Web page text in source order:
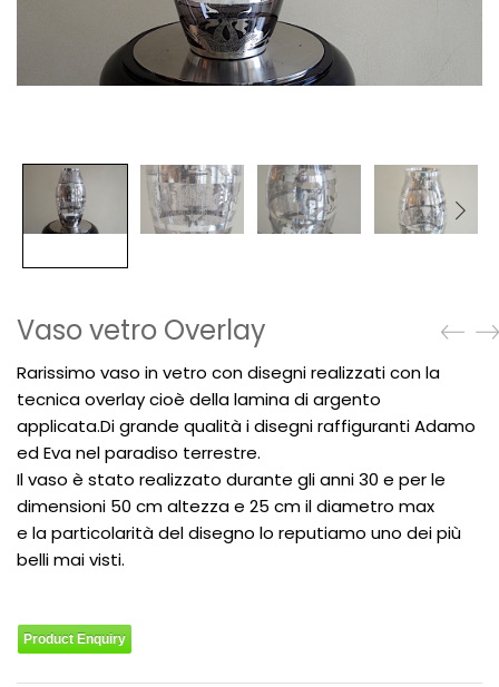
Vaso vetro Overlay
Rarissimo vaso in vetro con disegni realizzati con la
tecnica overlay cioè della lamina di argento
applicata.Di grande qualità i disegni raffiguranti Adamo
ed Eva nel paradiso terrestre.
Il vaso è stato realizzato durante gli anni 30 e per le
dimensioni 50 cm altezza e 25 cm il diametro max
e la particolarità del disegno lo reputiamo uno dei più
belli mai visti.
Product Enquiry